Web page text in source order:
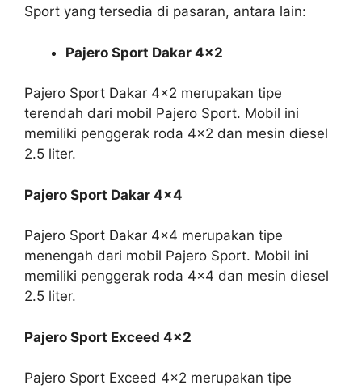
Sport yang tersedia di pasaran, antara lain:
Pajero Sport Dakar 4×2
Pajero Sport Dakar 4×2 merupakan tipe
terendah dari mobil Pajero Sport. Mobil ini
memiliki penggerak roda 4×2 dan mesin diesel
2.5 liter.
Pajero Sport Dakar 4×4
Pajero Sport Dakar 4×4 merupakan tipe
menengah dari mobil Pajero Sport. Mobil ini
memiliki penggerak roda 4×4 dan mesin diesel
2.5 liter.
Pajero Sport Exceed 4×2
Pajero Sport Exceed 4×2 merupakan tipe